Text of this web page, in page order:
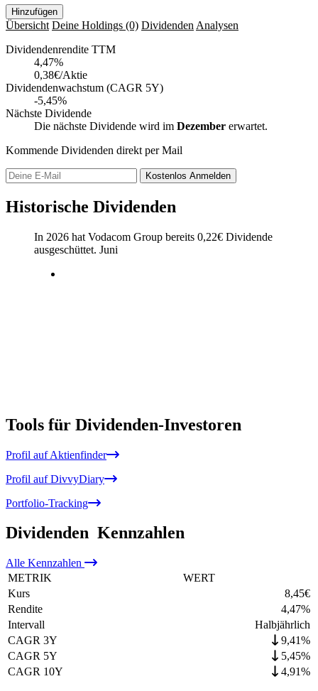
Hinzufügen
Übersicht Deine Holdings (0) Dividenden Analysen
Dividendenrendite TTM
4,47%
0,38€/Aktie
Dividendenwachstum (CAGR 5Y)
-5,45%
Nächste Dividende
Die nächste Dividende wird im Dezember erwartet.
Kommende Dividenden direkt per Mail
Kostenlos Anmelden
Historische Dividenden
In 2026 hat Vodacom Group bereits 0,22€ Dividende
ausgeschüttet. Juni
Tools für Dividenden-Investoren
Profil auf Aktienfinder
Profil auf DivvyDiary
Portfolio-Tracking
Dividenden Kennzahlen
Alle Kennzahlen
METRIK
WERT
Kurs
8,45€
Rendite
4,47%
Intervall
Halbjährlich
CAGR 3Y
9,41%
CAGR 5Y
5,45%
CAGR 10Y
4,91%